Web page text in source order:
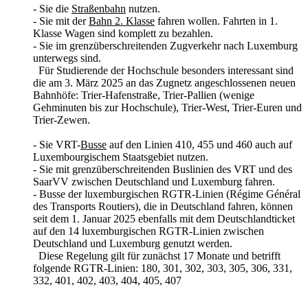
- Sie die Straßenbahn nutzen.
- Sie mit derBahn 2. Klasse fahren wollen. Fahrten in 1.
Klasse Wagen sind komplett zu bezahlen.
- Sie im grenzüberschreitenden Zugverkehrnach Luxemburg
unterwegs sind.
Für Studierende der Hochschule besonders interessant sind
die am 3. März 2025 an das Zugnetz angeschlossenen neuen
Bahnhöfe: Trier-Hafenstraße, Trier-Pallien (wenige
Gehminuten bis zur Hochschule), Trier-West, Trier-Euren und
Trier-Zewen.
- Sie VRT-Busse auf den Linien 410, 455 und 460 auch auf
Luxembourgischem Staatsgebiet nutzen.
- Sie mit grenzüberschreitenden Buslinien des VRT und des
SaarVV zwischen Deutschland und Luxemburg fahren.
- Busse der luxemburgischen RGTR-Linien (Régime Général
des Transports Routiers), die in Deutschland fahren, können
seit dem 1. Januar 2025 ebenfalls mit dem Deutschlandticket
auf den 14 luxemburgischen RGTR-Linien zwischen
Deutschland und Luxemburg genutzt werden.
Diese Regelung gilt für zunächst 17 Monate und betrifft
folgende RGTR-Linien: 180, 301, 302, 303, 305, 306, 331,
332, 401, 402, 403, 404, 405, 407